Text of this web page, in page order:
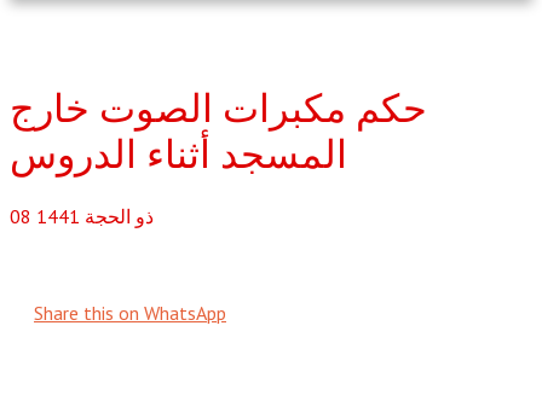
حكم مكبرات الصوت خارج
المسجد أثناء الدروس
08 ذو الحجة 1441
Share this on WhatsApp